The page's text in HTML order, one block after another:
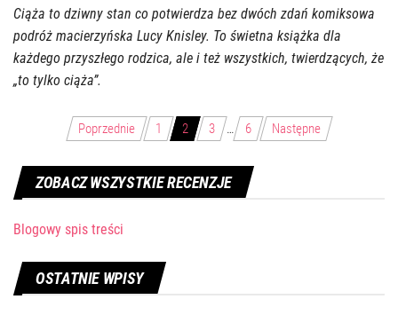
Ciąża to dziwny stan co potwierdza bez dwóch zdań komiksowa
podróż macierzyńska Lucy Knisley. To świetna książka dla
każdego przyszłego rodzica, ale i też wszystkich, twierdzących, że
„to tylko ciąża”.
Stronicowanie
wpisów
Poprzednie 1 2 3 … 6 Następne
ZOBACZ WSZYSTKIE RECENZJE
Blogowy spis treści
OSTATNIE WPISY